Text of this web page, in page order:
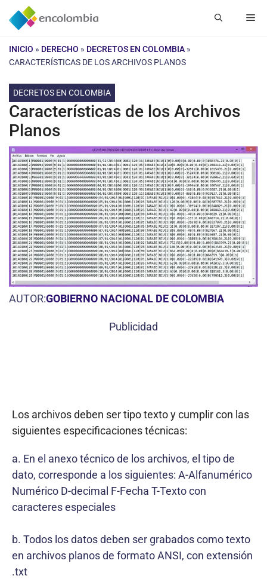
Saltar
INICIO » DERECHO » DECRETOS EN COLOMBIA »
CARACTERÍSTICAS DE LOS ARCHIVOS PLANOS
DECRETOS EN COLOMBIA
Características de los Archivos
Planos
AUTOR:GOBIERNO NACIONAL DE COLOMBIA
Publicidad
Los archivos deben ser tipo texto y cumplir con las
siguientes especificaciones técnicas:
a. En el anexo técnico de los archivos, el tipo de
dato, corresponde a los siguientes: A-Alfanumérico
Numérico D-decimal F-Fecha T-Texto con
caracteres especiales
b. Todos los datos deben ser grabados como texto
en archivos planos de formato ANSI, con extensión
.txt